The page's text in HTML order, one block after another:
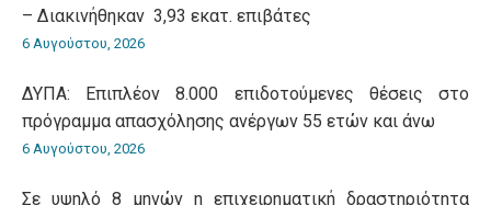
– Διακινήθηκαν 3,93 εκατ. επιβάτες
6 Αυγούστου, 2026
ΔΥΠΑ: Επιπλέον 8.000 επιδοτούμενες θέσεις στο
πρόγραμμα απασχόλησης ανέργων 55 ετών και άνω
6 Αυγούστου, 2026
Σε υψηλό 8 μηνών η επιχειρηματική δραστηριότητα